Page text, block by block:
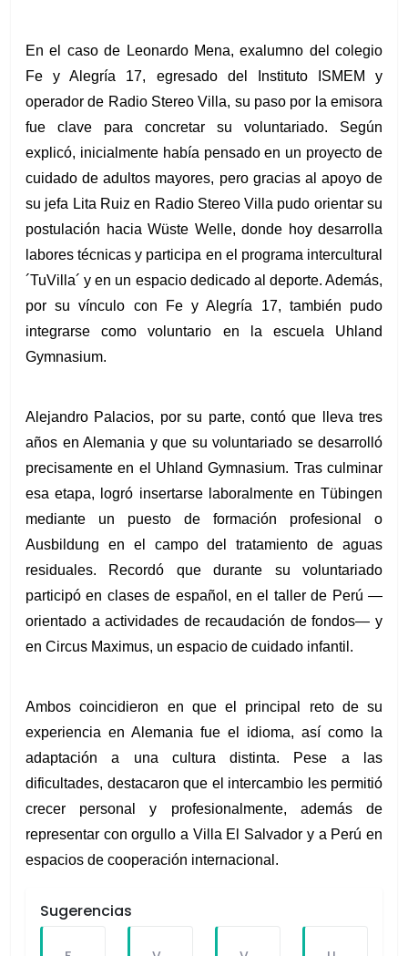
En el caso de Leonardo Mena, exalumno del colegio
Fe y Alegría 17, egresado del Instituto ISMEM y
operador de Radio Stereo Villa, su paso por la emisora
fue clave para concretar su voluntariado. Según
explicó, inicialmente había pensado en un proyecto de
cuidado de adultos mayores, pero gracias al apoyo de
su jefa Lita Ruiz en Radio Stereo Villa pudo orientar su
postulación hacia Wüste Welle, donde hoy desarrolla
labores técnicas y participa en el programa intercultural
´TuVilla´ y en un espacio dedicado al deporte. Además,
por su vínculo con Fe y Alegría 17, también pudo
integrarse como voluntario en la escuela Uhland
Gymnasium.
Alejandro Palacios, por su parte, contó que lleva tres
años en Alemania y que su voluntariado se desarrolló
precisamente en el Uhland Gymnasium. Tras culminar
esa etapa, logró insertarse laboralmente en Tübingen
mediante un puesto de formación profesional o
Ausbildung en el campo del tratamiento de aguas
residuales. Recordó que durante su voluntariado
participó en clases de español, en el taller de Perú —
orientado a actividades de recaudación de fondos— y
en Circus Maximus, un espacio de cuidado infantil.
Ambos coincidieron en que el principal reto de su
experiencia en Alemania fue el idioma, así como la
adaptación a una cultura distinta. Pese a las
dificultades, destacaron que el intercambio les permitió
crecer personal y profesionalmente, además de
representar con orgullo a Villa El Salvador y a Perú en
espacios de cooperación internacional.
Sugerencias